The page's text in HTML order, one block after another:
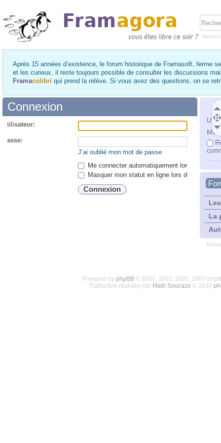
Après 15 années d’existence, le forum historique de Framasoft, ferme
et les curieux, il reste toujours possible de consulter les discussions
Framacolibri qui prend la relève. Si vous avez des questions, on se
Mot
La
Connexion
passe:
J’ai oublié mon mot de passe
Me connecter automatiquement lors de
Masquer mon statut en ligne lors de cette
Powered by phpBB© 2000, 2002, 2005, 2007
Traduction réalisée par Maël Soucaze © 2010